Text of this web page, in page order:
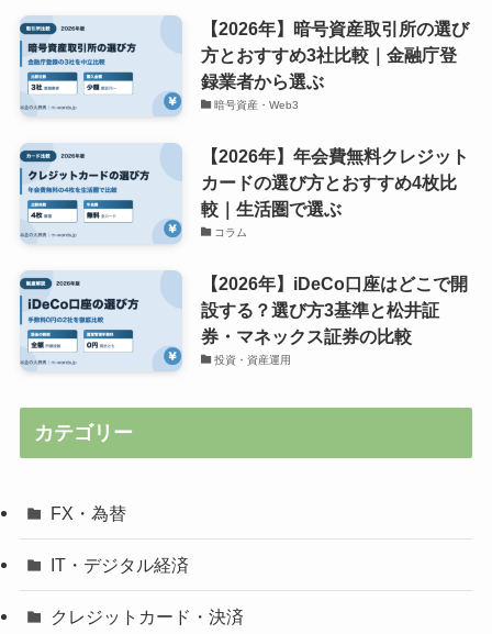
【2026年】暗号資産取引所の選び
方とおすすめ3社比較｜金融庁登
録業者から選ぶ
暗号資産・Web3
【2026年】年会費無料クレジット
カードの選び方とおすすめ4枚比
較｜生活圏で選ぶ
コラム
【2026年】iDeCo口座はどこで開
設する？選び方3基準と松井証
券・マネックス証券の比較
投資・資産運用
カテゴリー
FX・為替
IT・デジタル経済
クレジットカード・決済